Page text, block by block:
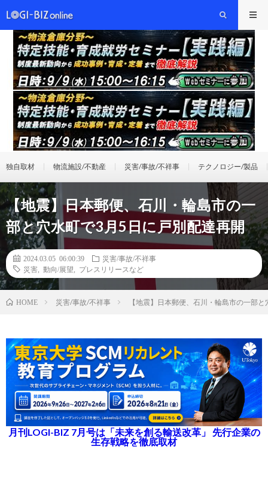
独自取材 物流施設/不動産 災害/事故/不祥事 テクノロジー/製品
【地震】日本郵便、石川・輪島市の一
部と穴水町で3月5日に戸別配達再開
2024.03.05 06:00:39
災害/事故/不祥事
災害
動向/展望 プレスリリースなど
HOME 災害/事故/不祥事 【地震】日本郵便、石川・輪島市の一部
月刊LOGI-BIZ 7月号は「未来を創る輸送改革」 先行企業の
生存戦略を徹底取材